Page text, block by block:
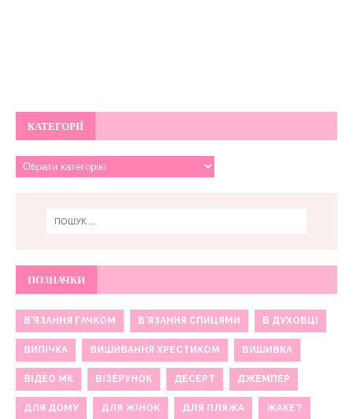
КАТЕГОРІЇ
ПОЗНАЧКИ
В'ЯЗАННЯ ГАЧКОМ В'ЯЗАННЯ СПИЦЯМИ В ДУХОВЦІ
ВИПІЧКА ВИШИВАННЯ ХРЕСТИКОМ ВИШИВКА
ВІДЕО МК ВІЗЕРУНОК ДЕСЕРТ ДЖЕМПЕР
ДЛЯ ДОМУ ДЛЯ ЖІНОК ДЛЯ ПЛЯЖА ЖАКЕТ